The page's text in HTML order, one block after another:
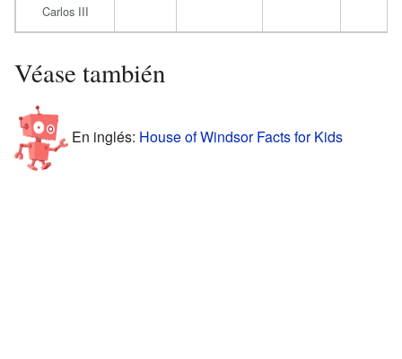
Carlos III
Véase también
En inglés: House of Windsor Facts for Kids